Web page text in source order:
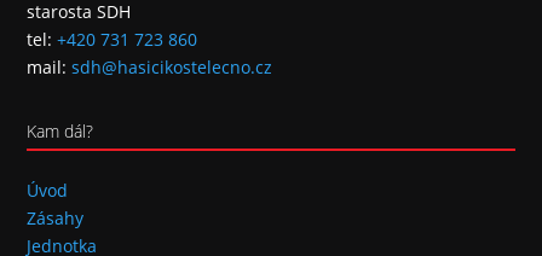
starosta SDH
tel:+420 731 723 860
mail:sdh@hasicikostelecno.cz
Kam dál?
Úvod
Zásahy
Jednotka